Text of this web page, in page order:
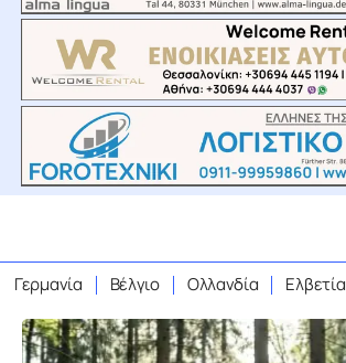
Γερμανία Βέλγιο Ολλανδία Ελβετία